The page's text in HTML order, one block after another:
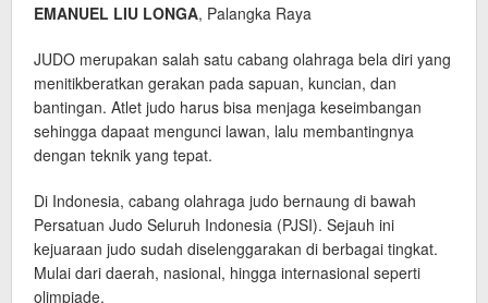
EMANUEL LIU LONGA, Palangka Raya
JUDO merupakan salah satu cabang olahraga bela diri yang
menitikberatkan gerakan pada sapuan, kuncian, dan
bantingan. Atlet judo harus bisa menjaga keseimbangan
sehingga dapaat mengunci lawan, lalu membantingnya
dengan teknik yang tepat.
Di Indonesia, cabang olahraga judo bernaung di bawah
Persatuan Judo Seluruh Indonesia (PJSI). Sejauh ini
kejuaraan judo sudah diselenggarakan di berbagai tingkat.
Mulai dari daerah, nasional, hingga internasional seperti
olimpiade.